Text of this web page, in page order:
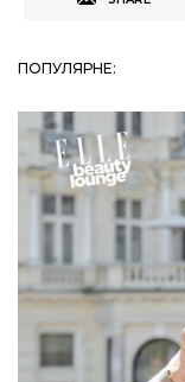
ПОПУЛЯРНЕ: